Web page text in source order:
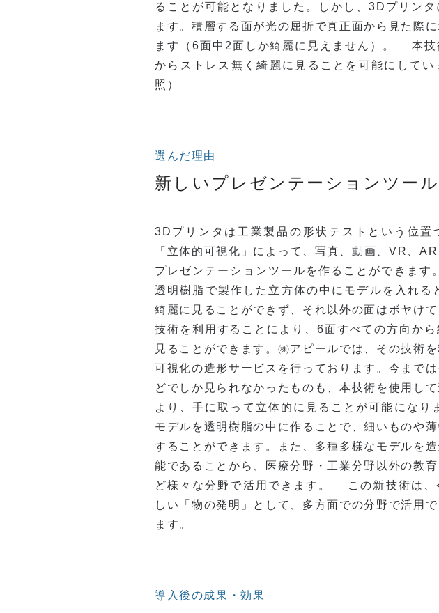
ることが可能となりました。しかし、3Dプリンタ
ます。積層する面が光の屈折で真正面から見た際
ます（6面中2面しか綺麗に見えません）。 本技
からストレス無く綺麗に見ることを可能にしてい
照）
選んだ理由
新しいプレゼンテーションツー
3Dプリンタは工業製品の形状テストという位置
「立体的可視化」によって、写真、動画、VR、
プレゼンテーションツールを作ることができま
透明樹脂で製作した立方体の中にモデルを入れる
綺麗に見ることができず、それ以外の面はボヤけ
技術を利用することにより、6面すべての方向から
見ることができます。㈱アピールでは、その技術
可視化の造形サービスを行っております。今まで
どでしか見られなかったものも、本技術を使用し
より、手に取って立体的に見ることが可能にな
モデルを透明樹脂の中に作ることで、細いものや
することができます。また、多種多様なモデルを
能であることから、医療分野・工業分野以外の教
ど様々な分野で活用できます。 この新技術は、
しい「物の発明」として、多方面での分野で活用
ます。
導入後の成果・効果